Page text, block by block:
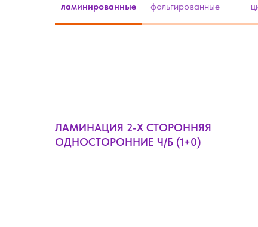
ламинированные
фольгированные
ЛАМИНАЦИЯ 2-Х СТОРОННЯЯ
ОДНОСТОРОННИЕ Ч/Б (1+0)